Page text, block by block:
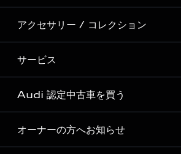
Audi Sport
Formula 1®
デジタルサービス
新車在庫検索
試乗車・展示車検索
見積もり依頼
試乗予約
モデル一覧
特別仕様モデル / 限定モデル
e-tronラインアップ
価格シミュレーション
車両比較
アクセサリー / コレクション
純正アクセサリー
オンラインショップ
Audi collection
アウディナビアプリ
サービス
サービス入庫予約
サービスプログラム
メンテナンス
Audi 認定中古車を買う
Audi認定中古車
オーナーの方へお知らせ